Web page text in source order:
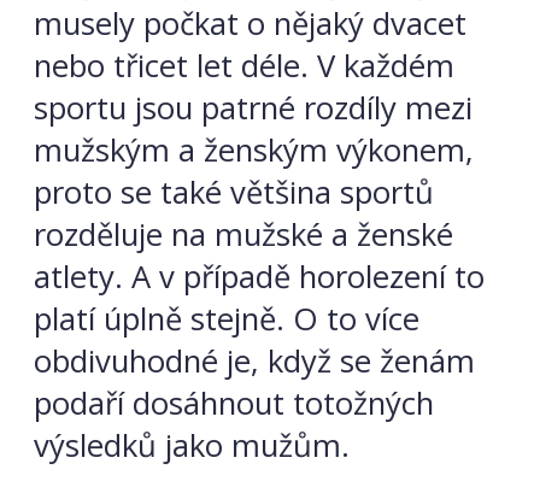
musely počkat o nějaký dvacet
nebo třicet let déle. V každém
sportu jsou patrné rozdíly mezi
mužským a ženským výkonem,
proto se také většina sportů
rozděluje na mužské a ženské
atlety. A v případě horolezení to
platí úplně stejně. O to více
obdivuhodné je, když se ženám
podaří dosáhnout totožných
výsledků jako mužům.